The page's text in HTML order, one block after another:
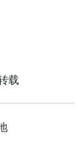
载